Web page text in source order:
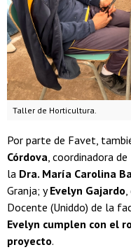
Taller de Horticultura.
Por parte de Favet,
Córdova, coordinadora
la Dra. María Carolina
Granja; yEvelyn Gajardo
Docente (Uniddo) de la
Evelyn cumplen con el
proyecto.